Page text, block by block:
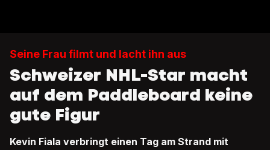
Seine Frau filmt und lacht ihn aus
Schweizer NHL-Star macht
auf dem Paddleboard keine
gute Figur
Kevin Fiala verbringt einen Tag am Strand mit